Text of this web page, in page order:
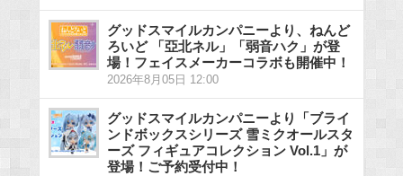
グッドスマイルカンパニーより、ねんど
ろいど 「亞北ネル」「弱音ハク」が登
場！フェイスメーカーコラボも開催中！
2026年8月05日 12:00
グッドスマイルカンパニーより「ブライ
ンドボックスシリーズ 雪ミクオールスタ
ーズ フィギュアコレクション Vol.1」が
登場！ご予約受付中！